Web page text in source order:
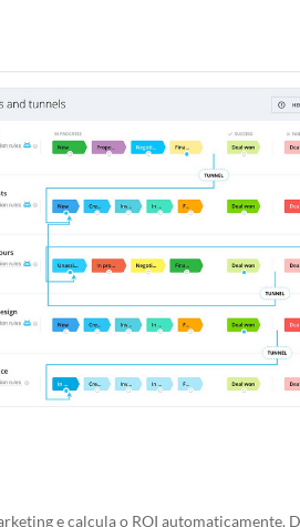
e calcula o ROI automaticamente.